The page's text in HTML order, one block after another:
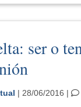
ser o
| 28/06/2016 |